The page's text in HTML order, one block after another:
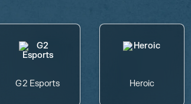
G2 Esports Heroic